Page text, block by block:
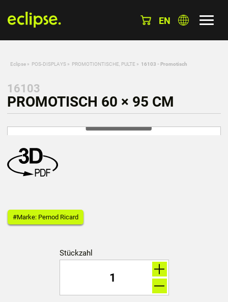
EN
Eclipse » POS-DISPLAYS » PROMOTIONTISCHE, PULTE » 16103 - Promotisch
16103
PROMOTISCH 60 × 95 CM
#Marke: Pernod Ricard
Stückzahl